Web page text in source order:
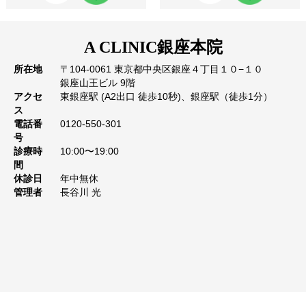
A CLINIC銀座本院
所在地
〒104-0061 東京都中央区銀座４丁目１０−１０
銀座山王ビル 9階
アクセ
ス
東銀座駅 (A2出口 徒歩10秒)、銀座駅（徒歩1分）
電話番
号
0120-550-301
診療時
間
10:00〜19:00
休診日
年中無休
管理者
長谷川 光